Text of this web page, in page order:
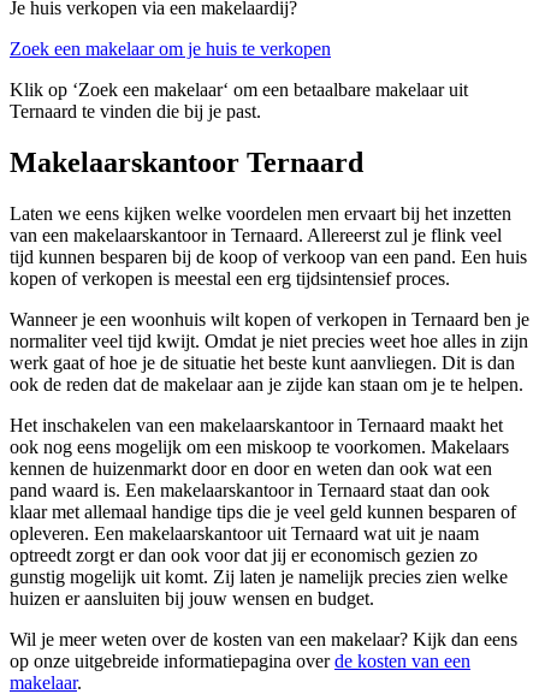
Je huis verkopen via een makelaardij?
Zoek een makelaar om je huis te verkopen
Klik op ‘Zoek een makelaar‘ om een betaalbare makelaar uit
Ternaard te vinden die bij je past.
Makelaarskantoor Ternaard
Laten we eens kijken welke voordelen men ervaart bij het inzetten
van een makelaarskantoor in Ternaard. Allereerst zul je flink veel
tijd kunnen besparen bij de koop of verkoop van een pand. Een huis
kopen of verkopen is meestal een erg tijdsintensief proces.
Wanneer je een woonhuis wilt kopen of verkopen in Ternaard ben je
normaliter veel tijd kwijt. Omdat je niet precies weet hoe alles in zijn
werk gaat of hoe je de situatie het beste kunt aanvliegen. Dit is dan
ook de reden dat de makelaar aan je zijde kan staan om je te helpen.
Het inschakelen van een makelaarskantoor in Ternaard maakt het
ook nog eens mogelijk om een miskoop te voorkomen. Makelaars
kennen de huizenmarkt door en door en weten dan ook wat een
pand waard is. Een makelaarskantoor in Ternaard staat dan ook
klaar met allemaal handige tips die je veel geld kunnen besparen of
opleveren. Een makelaarskantoor uit Ternaard wat uit je naam
optreedt zorgt er dan ook voor dat jij er economisch gezien zo
gunstig mogelijk uit komt. Zij laten je namelijk precies zien welke
huizen er aansluiten bij jouw wensen en budget.
Wil je meer weten over de kosten van een makelaar? Kijk dan eens
op onze uitgebreide informatiepagina overde kosten van een
makelaar.